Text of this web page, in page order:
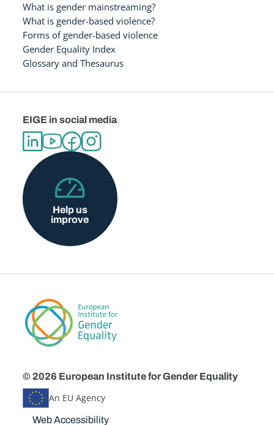
What is gender mainstreaming?
What is gender-based violence?
Forms of gender-based violence
Gender Equality Index
Glossary and Thesaurus
EIGE in social media
Help us
improve
© 2026 European Institute for Gender Equality
An EU Agency
Disclaimers
Web Accessibility